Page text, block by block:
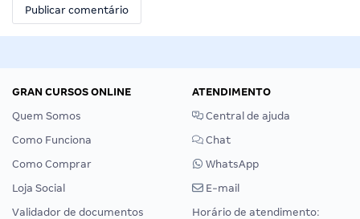
GRAN CURSOS ONLINE
Quem Somos
Como Funciona
Como Comprar
Loja Social
Validador de documentos
ATENDIMENTO
Central de ajuda
Chat
WhatsApp
E-mail
Horário de atendimento: